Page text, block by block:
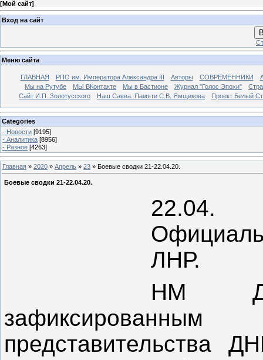
[Мой сайт]
Вход на сайт
Меню сайта
ГЛАВНАЯ РПО им. Императора Александра III Авторы СОВРЕМЕННИКИ
Мы на Рутубе
МЫ ВКонтакте Мы в Бастионе Журнал "Голос Эпохи"
Сайт И.П. Золотусского
Наш Савва. Памяти С.В. Ямщикова Проект Белый
Categories
- Новости [9195]
- Аналитика [8956]
- Разное [4263]
Главная » 2020 » Апрель » 23 » Боевые сводки 21-22.04.20.
Боевые сводки 21-22.04.20.
22.04.
ЛНР.
НМ
представительства